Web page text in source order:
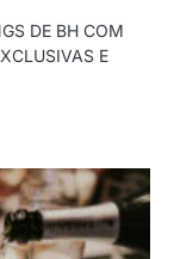
DE BH COM
E